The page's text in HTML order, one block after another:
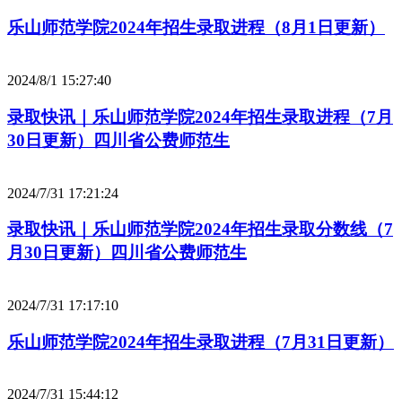
乐山师范学院2024年招生录取进程（8月1日更新）
2024/8/1 15:27:40
录取快讯｜乐山师范学院2024年招生录取进程（7月
30日更新）四川省公费师范生
2024/7/31 17:21:24
录取快讯｜乐山师范学院2024年招生录取分数线（7
月30日更新）四川省公费师范生
2024/7/31 17:17:10
乐山师范学院2024年招生录取进程（7月31日更新）
2024/7/31 15:44:12